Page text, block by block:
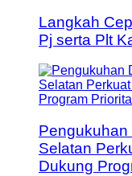
Langkah
Pj serta Plt
Pengukuhan
Selatan
Dukung